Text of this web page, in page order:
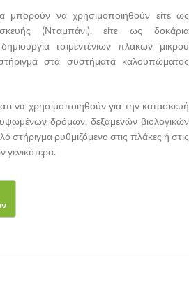
μπορούν να χρησιμοποιηθούν είτε ως
(Νταμπάνι), είτε ως δοκάρια
τσιμεντένιων πλακών μικρού
στα συστήματα καλουπώματος
να χρησιμοποιηθούν για την κατασκευή
δρόμων, δεξαμενών βιολογικών
στήριγμα ρυθμιζόμενο στις πλάκες ή στις